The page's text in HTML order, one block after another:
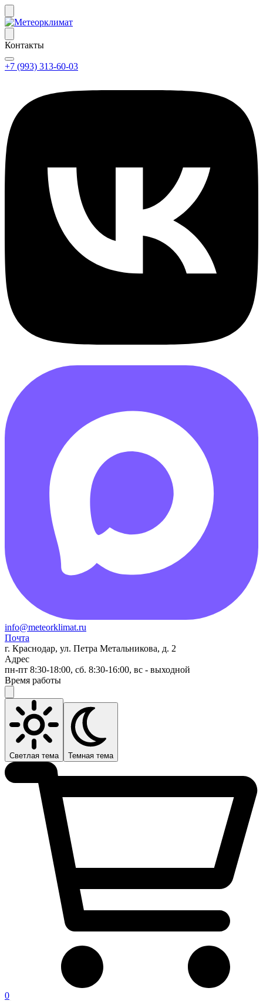
Контакты
+7 (993) 313-60-03
info@meteorklimat.ru
Почта
г. Краснодар, ул. Петра Метальникова, д. 2
Адрес
пн-пт 8:30-18:00, сб. 8:30-16:00, вс - выходной
Время работы
Светлая тема Темная тема
0